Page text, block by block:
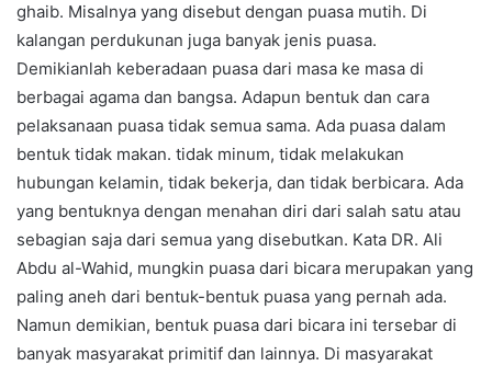
ghaib. Misalnya yang disebut dengan puasa mutih. Di
kalangan perdukunan juga banyak jenis puasa.
Demikianlah keberadaan puasa dari masa ke masa di
berbagai agama dan bangsa. Adapun bentuk dan cara
pelaksanaan puasa tidak semua sama. Ada puasa dalam
bentuk tidak makan. tidak minum, tidak melakukan
hubungan kelamin, tidak bekerja, dan tidak berbicara. Ada
yang bentuknya dengan menahan diri dari salah satu atau
sebagian saja dari semua yang disebutkan. Kata DR. Ali
Abdu al-Wahid, mungkin puasa dari bicara merupakan yang
paling aneh dari bentuk-bentuk puasa yang pernah ada.
Namun demikian, bentuk puasa dari bicara ini tersebar di
banyak masyarakat primitif dan lainnya. Di masyarakat